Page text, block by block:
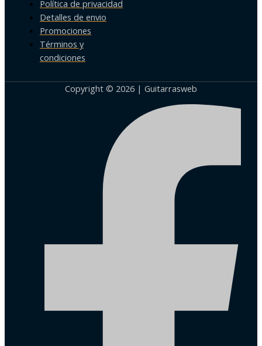
Política de privacidad
Detalles de envio
Promociones
Términos y
condiciones
Copyright © 2026 | Guitarrasweb